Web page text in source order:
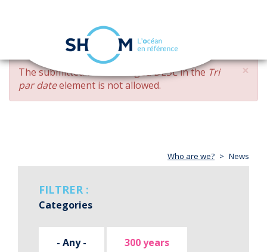
Skip
main
content
navigation
×
ERROR
MESSAGE
The submitted value changed DESCin the Tri
par dateelement is not allowed.
Who are we? News
FILTRER :
Categories
- Any - 300 years